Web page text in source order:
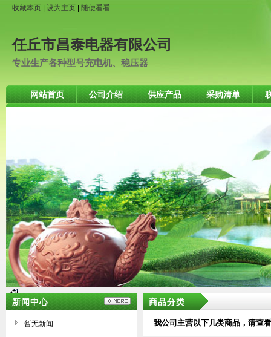
收藏本页 设为主页 随便看看
任丘市昌泰电器有限公司
专业生产各种型号充电机、稳压器
网站首页 公司介绍 供应产品 采购清单
新闻中心
暂无新闻
商品分类
我公司主营以下几类商品，请查